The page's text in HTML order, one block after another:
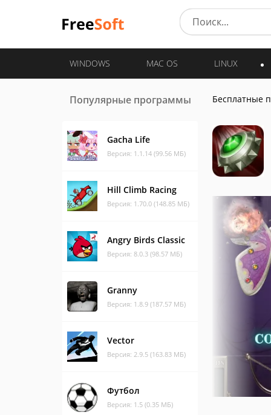
WINDOWS MAC OS LINUX
Популярные программы
Gacha Life
Версия: 1.1.14 (99.56 МБ)
Hill Climb Racing
Версия: 1.70.0 (148.85 МБ)
Angry Birds Classic
Версия: 8.0.3 (98.57 МБ)
Granny
Версия: 1.8.9 (187.57 МБ)
Vector
Версия: 2.9.5 (163.83 МБ)
Футбол
Версия: 1.5 (0.35 МБ)
Бесплатные